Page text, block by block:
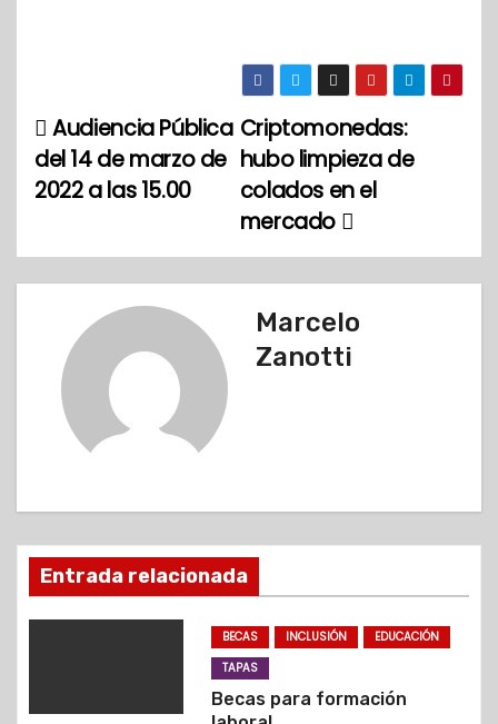
N
a
e
ó
n
d
Criptomonedas:
hubo limpieza de
colados en el
mercado
Audiencia Pública
del 14 de marzo de
2022 a las 15.00
Marcelo
Zanotti
Entrada relacionada
BECAS INCLUSIÓN
EDUCACIÓN
TAPAS
Becas para formación